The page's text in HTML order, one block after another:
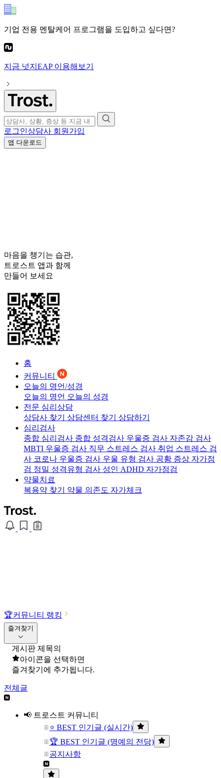
기업 전용 멘탈케어 프로그램을 도입하고 싶다면?
지금 넛지EAP이용해보기
로그인상담사 회원가입
앱 다운로드
마음을 챙기는 습관,
트로스트 앱과 함께
만들어 보세요
홈
커뮤니티
오늘의 명언/성경
오늘의 명언 오늘의 성경
전문 심리상담
상담사 찾기 상담센터 찾기 상담하기
심리검사
종합 심리검사 종합 성격검사 우울증 검사 자존감 검사
MBTI 우울증 검사 직무 스트레스 검사 취업 스트레스 검
사 코로나 우울증 검사 우울 유형 검사 공황 증상 자가점
검 정밀 성격유형 검사 성인 ADHD 자가점검
약물치료
복용약 찾기 약물 의존도 자가체크
🏆커뮤니티 랭킹
즐겨찾기
게시판 제목의
아이콘을 선택하면
즐겨찾기에 추가됩니다.
전체글
📢 트로스트 커뮤니티
⭐ BEST 인기글 (실시간)
🏆 BEST 인기글 (명예의 전당)
공지사항